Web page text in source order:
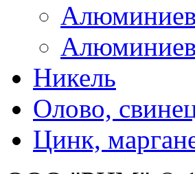
Никель
Олово,
Цинк,